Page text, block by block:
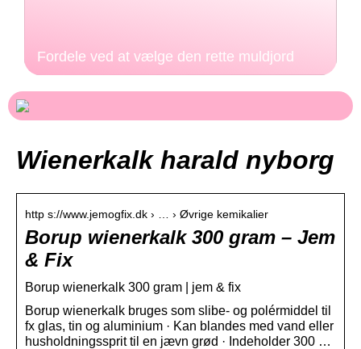
Fordele ved at vælge den rette muldjord
Wienerkalk harald nyborg
http s://www.jemogfix.dk › … › Øvrige kemikalier
Borup wienerkalk 300 gram – Jem
& Fix
Borup wienerkalk 300 gram | jem & fix
Borup wienerkalk bruges som slibe- og polérmiddel til
fx glas, tin og aluminium · Kan blandes med vand eller
husholdningssprit til en jævn grød · Indeholder 300 …